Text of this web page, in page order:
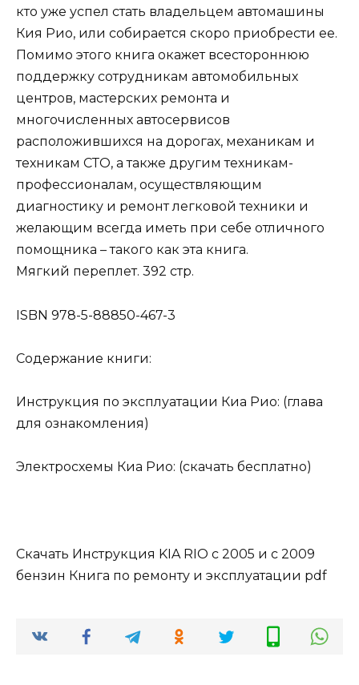
кто уже успел стать владельцем автомашины
Кия Рио, или собирается скоро приобрести ее.
Помимо этого книга окажет всестороннюю
поддержку сотрудникам автомобильных
центров, мастерских ремонта и
многочисленных автосервисов
расположившихся на дорогах, механикам и
техникам СТО, а также другим техникам-
профессионалам, осуществляющим
диагностику и ремонт легковой техники и
желающим всегда иметь при себе отличного
помощника – такого как эта книга.
Мягкий переплет. 392 стр.
ISBN 978-5-88850-467-3
Содержание книги:
Инструкция по эксплуатации Киа Рио: (глава
для ознакомления)
Электросхемы Киа Рио: (скачать бесплатно)
Скачать Инструкция KIA RIO с 2005 и с 2009
бензин Книга по ремонту и эксплуатации pdf